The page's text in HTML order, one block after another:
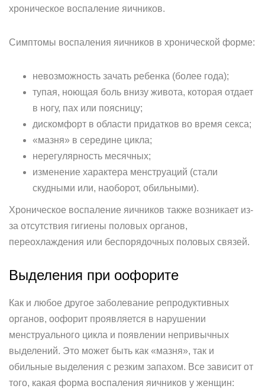
хроническое воспаление яичников.
Симптомы воспаления яичников в хронической форме:
невозможность зачать ребенка (более года);
тупая, ноющая боль внизу живота, которая отдает
в ногу, пах или поясницу;
дискомфорт в области придатков во время секса;
«мазня» в середине цикла;
нерегулярность месячных;
изменение характера менструаций (стали
скудными или, наоборот, обильными).
Хроническое воспаление яичников также возникает из-
за отсутствия гигиены половых органов,
переохлаждения или беспорядочных половых связей.
Выделения при оофорите
Как и любое другое заболевание репродуктивных
органов, оофорит проявляется в нарушении
менструального цикла и появлении непривычных
выделений. Это может быть как «мазня», так и
обильные выделения с резким запахом. Все зависит от
того, какая форма воспаления яичников у женщин: